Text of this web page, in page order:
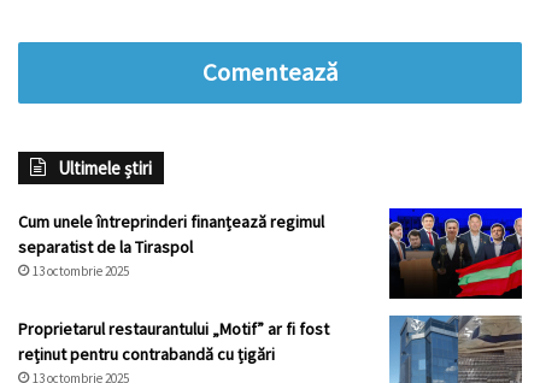
Comentează
Ultimele știri
Cum unele întreprinderi finanțează regimul
separatist de la Tiraspol
13 octombrie 2025
Proprietarul restaurantului „Motif” ar fi fost
reținut pentru contrabandă cu țigări
13 octombrie 2025